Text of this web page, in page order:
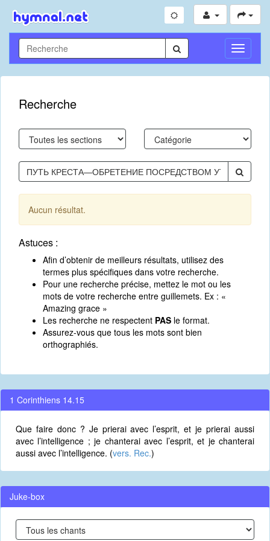
Toggle
Recherche
Aucun résultat.
Astuces :
Afin d’obtenir de meilleurs résultats, utilisez des
termes plus spécifiques dans votre recherche.
Pour une recherche précise, mettez le mot ou les
mots de votre recherche entre guillemets. Ex : «
Amazing grace »
Les recherche ne respectent PAS le format.
Assurez-vous que tous les mots sont bien
orthographiés.
1 Corinthiens 14.15
Que faire donc ? Je prierai avec l’esprit, et je prierai aussi
avec l’intelligence ; je chanterai avec l’esprit, et je chanterai
aussi avec l’intelligence. (vers. Rec.)
Juke-box